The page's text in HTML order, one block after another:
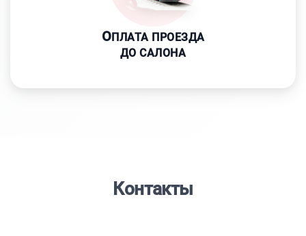
ОПЛАТА ПРОЕЗДА
ДО САЛОНА
Контакты